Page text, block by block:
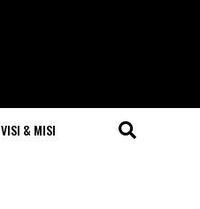
VISI & MISI